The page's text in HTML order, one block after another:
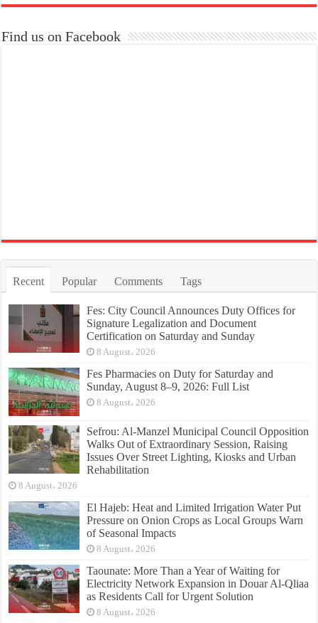
Find us on Facebook
Recent Popular Comments Tags
Fes: City Council Announces Duty Offices for
Signature Legalization and Document
Certification on Saturday and Sunday
8 August، 2026
Fes Pharmacies on Duty for Saturday and
Sunday, August 8–9, 2026: Full List
8 August، 2026
Sefrou: Al-Manzel Municipal Council Opposition
Walks Out of Extraordinary Session, Raising
Issues Over Street Lighting, Kiosks and Urban
Rehabilitation
8 August، 2026
El Hajeb: Heat and Limited Irrigation Water Put
Pressure on Onion Crops as Local Groups Warn
of Seasonal Impacts
8 August، 2026
Taounate: More Than a Year of Waiting for
Electricity Network Expansion in Douar Al-Qliaa
as Residents Call for Urgent Solution
8 August، 2026